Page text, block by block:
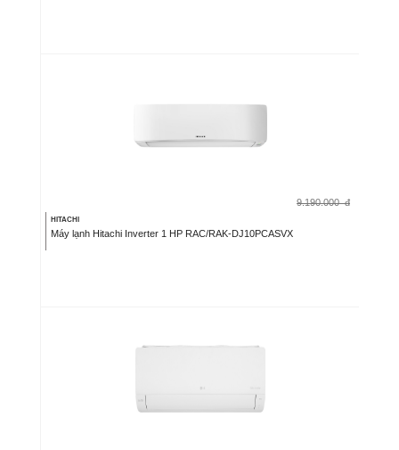
9.190.000 đ
HITACHI
Máy lạnh Hitachi Inverter 1 HP RAC/RAK-DJ10PCASVX